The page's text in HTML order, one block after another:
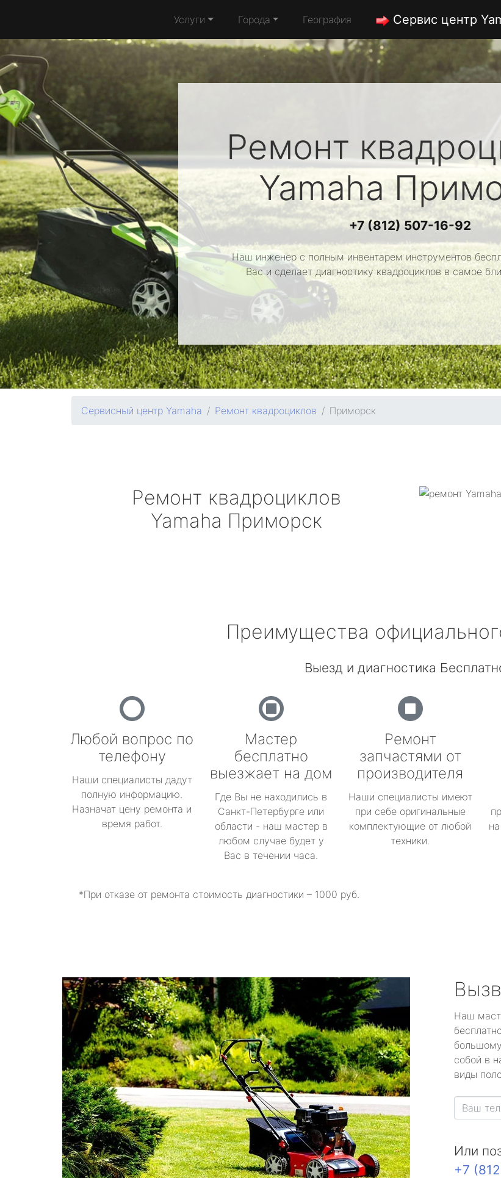
Услуги Города География Сервис центр
Ремонт
Yamaha
+7 (812) 507-16-92
Наш инженер с полным инвентарем инструментов
Вас и сделает диагностику квадроциклов в самое
Сервисный центр Yamaha Ремонт квадроциклов Приморск
Ремонт квадроциклов
Yamaha Приморск
Преимущества
Выезд и диагностика
Любой вопрос по
телефону
Наши специалисты дадут
полную информацию.
Назначат цену ремонта и
время работ.
Мастер
бесплатно
выезжает на дом
Где Вы не находились в
Санкт-Петербурге или
области - наш мастер в
любом случае будет у
Вас в течении часа.
Ремонт
запчастями от
производителя
Наши специалисты имеют
при себе оригинальные
комплектующие от любой
техники.
*При отказе от ремонта стоимость диагностики – 1000 руб.
Наш
собой в
виды
Или
+7